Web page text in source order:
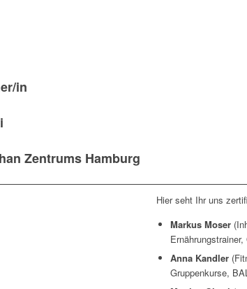
in
Zentrums Hamburg
Hier seht Ihr uns
Markus Moser
Anna Kandler
Gruppenkurse,